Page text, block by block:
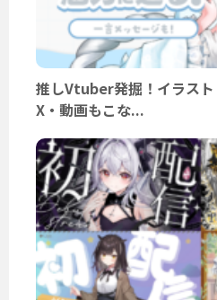
推しVtuber発掘！イラス
X・動画もこな...